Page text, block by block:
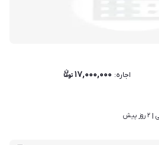
اجاره: ۱۷,۰۰۰,۰۰۰
| ۲ روز پیش